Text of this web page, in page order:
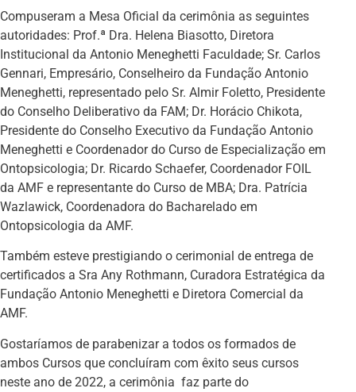
Compuseram a Mesa Oficial da cerimônia as seguintes
autoridades: Prof.ª Dra. Helena Biasotto, Diretora
Institucional da Antonio Meneghetti Faculdade; Sr. Carlos
Gennari, Empresário, Conselheiro da Fundação Antonio
Meneghetti, representado pelo Sr. Almir Foletto, Presidente
do Conselho Deliberativo da FAM; Dr. Horácio Chikota,
Presidente do Conselho Executivo da Fundação Antonio
Meneghetti e Coordenador do Curso de Especialização em
Ontopsicologia; Dr. Ricardo Schaefer, Coordenador FOIL
da AMF e representante do Curso de MBA; Dra. Patrícia
Wazlawick, Coordenadora do Bacharelado em
Ontopsicologia da AMF.
Também esteve prestigiando o cerimonial de entrega de
certificados a Sra Any Rothmann, Curadora Estratégica da
Fundação Antonio Meneghetti e Diretora Comercial da
AMF.
Gostaríamos de parabenizar a todos os formados de
ambos Cursos que concluíram com êxito seus cursos
neste ano de 2022, a cerimônia faz parte do